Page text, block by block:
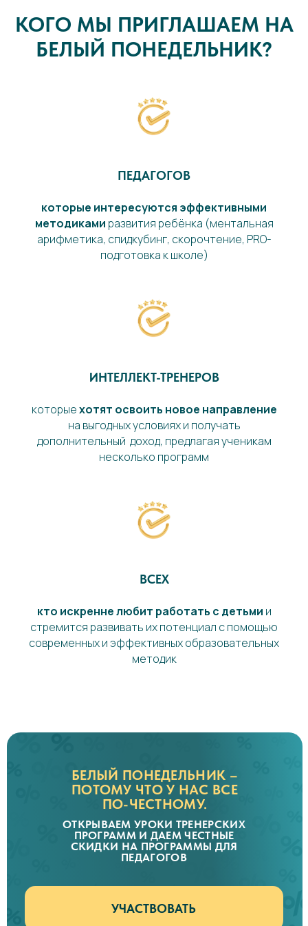
КОГО МЫ ПРИГЛАШАЕМ НА
БЕЛЫЙ ПОНЕДЕЛЬНИК?
ПЕДАГОГОВ
которые интересуются эффективными
методиками развития ребёнка (ментальная
арифметика, спидкубинг, скорочтение, PRO-
подготовка к школе)
ИНТЕЛЛЕКТ-ТРЕНЕРОВ
которыехотят освоить новое направление
на выгодных условиях и получать
дополнительный доход, предлагая ученикам
несколько программ
ВСЕХ
кто искренне любит работать с детьми и
стремится развивать их потенциал с помощью
современных и эффективных образовательных
методик
БЕЛЫЙ ПОНЕДЕЛЬНИК –
ПОТОМУ ЧТО У НАС ВСЕ
ПО-ЧЕСТНОМУ.
ОТКРЫВАЕМ УРОКИ ТРЕНЕРСКИХ
ПРОГРАММ И ДАЕМ ЧЕСТНЫЕ
СКИДКИ НА ПРОГРАММЫ ДЛЯ
ПЕДАГОГОВ
УЧАСТВОВАТЬ